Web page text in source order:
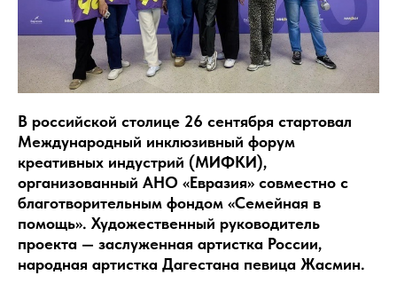
В российской столице 26 сентября стартовал
Международный инклюзивный форум
креативных индустрий (МИФКИ),
организованный АНО «Евразия» совместно с
благотворительным фондом «Семейная в
помощь». Художественный руководитель
проекта — заслуженная артистка России,
народная артистка Дагестана певица Жасмин.